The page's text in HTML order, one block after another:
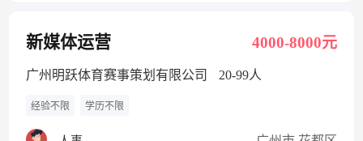
新媒体运营 4000-8000元
广州明跃体育赛事策划有限公司 20-99人
经验不限 学历不限